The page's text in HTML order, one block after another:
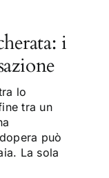
i
lo
tra un
può
La sola